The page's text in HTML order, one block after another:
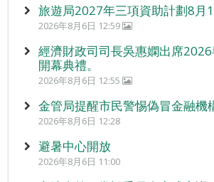
旅遊局2027年三項資助計劃8月
2026年8月6日 12:59
經濟財政司司長吳惠嫻出席
開幕典禮。
2026年8月6日 12:55
金管局提醒市民警惕偽冒金融機
2026年8月6日 12:28
避暑中心開放
2026年8月6日 11:00